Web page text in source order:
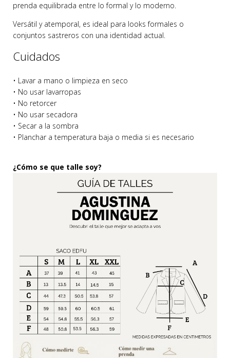
prenda equilibrada entre lo formal y lo moderno.
Versátil y atemporal, es ideal para looks formales o
conjuntos sastreros con una identidad actual.
Cuidados
• Lavar a mano o limpieza en seco
• No usar lavarropas
• No retorcer
• No usar secadora
• Secar a la sombra
• Planchar a temperatura baja o media si es necesario
¿Cómo se que talle soy?